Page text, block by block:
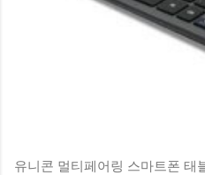
유니콘 멀티페어링 스마트폰 태